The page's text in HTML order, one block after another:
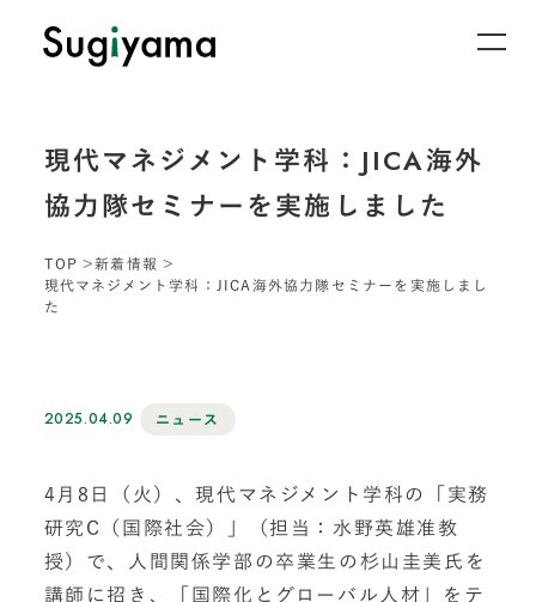
現代マネジメント学科：JICA海外
協力隊セミナーを実施しました
TOP
新着情報
現代マネジメント学科：JICA海外協力隊セミナーを実施しまし
た
2025.04.09 ニュース
4月8日（火）、現代マネジメント学科の「実務
研究C（国際社会）」（担当：水野英雄准教
授）で、人間関係学部の卒業生の杉山圭美氏を
講師に招き、「国際化とグローバル人材」をテ